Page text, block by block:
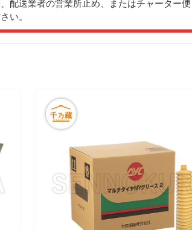
配送業者の営業所止め、またはチャーター
い。